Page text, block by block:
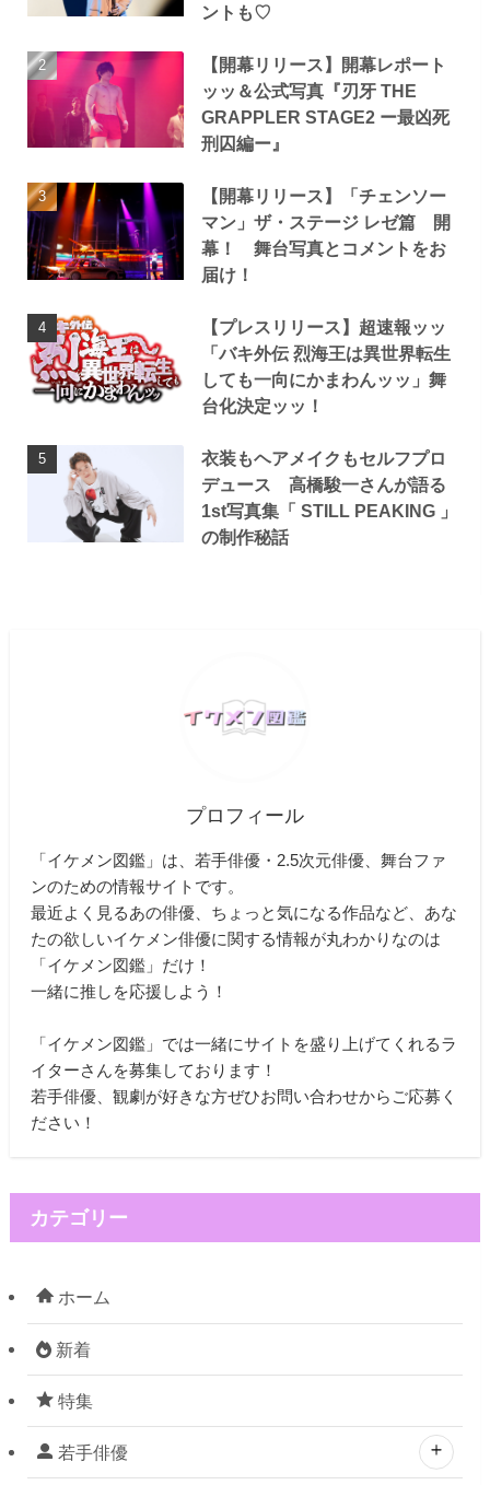
ントも♡
【開幕リリース】開幕レポート
ッッ＆公式写真『刃牙 THE
GRAPPLER STAGE2 ー最凶死
刑囚編ー』
【開幕リリース】「チェンソー
マン」ザ・ステージ レゼ篇 開
幕！ 舞台写真とコメントをお
届け！
【プレスリリース】超速報ッッ
「バキ外伝 烈海王は異世界転生
しても一向にかまわんッッ」舞
台化決定ッッ！
衣装もヘアメイクもセルフプロ
デュース 高橋駿一さんが語る
1st写真集「 STILL PEAKING 」
の制作秘話
プロフィール
「イケメン図鑑」は、若手俳優・2.5次元俳優、舞台ファ
ンのための情報サイトです。
最近よく見るあの俳優、ちょっと気になる作品など、あな
たの欲しいイケメン俳優に関する情報が丸わかりなのは
「イケメン図鑑」だけ！
一緒に推しを応援しよう！
「イケメン図鑑」では一緒にサイトを盛り上げてくれるラ
イターさんを募集しております！
若手俳優、観劇が好きな方ぜひお問い合わせからご応募く
ださい！
カテゴリー
ホーム
新着
特集
若手俳優